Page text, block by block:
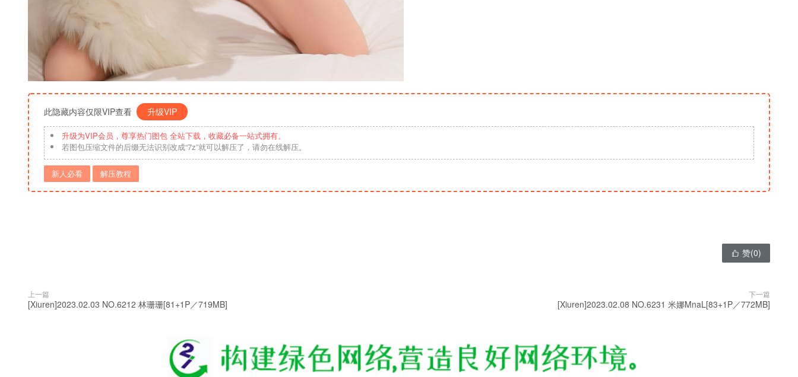
此隐藏内容仅限VIP查看 升级VIP
升级为VIP会员，尊享热门图包 全站下载，收藏必备一站式拥有。
若图包压缩文件的后缀无法识别改成“7z”就可以解压了，请勿在线解压。
新人必看 解压教程
 赞(0)
上一篇
[Xiuren]2023.02.03 NO.6212 林珊珊[81+1P／719MB]
下一篇
[Xiuren]2023.02.08 NO.6231 米娜MnaL[83+1P／772MB]